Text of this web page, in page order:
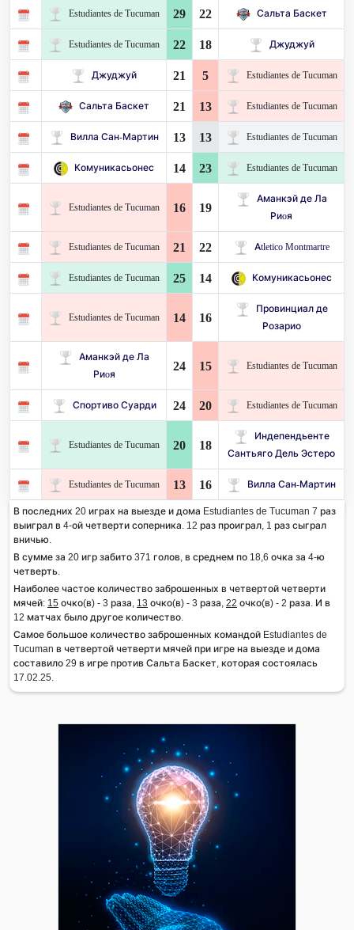
Estudiantes de Tucuman 29 22 Сальта Баскет
Estudiantes de Tucuman 22 18 Джуджуй
Джуджуй 21 5 Estudiantes de Tucuman
Сальта Баскет 21 13 Estudiantes de Tucuman
Вилла Сан-Мартин 13 13 Estudiantes de Tucuman
Комуникасьонес 14 23 Estudiantes de Tucuman
Estudiantes de Tucuman 16 19
Аманкэй де Ла
Риoя
Estudiantes de Tucuman 21 22 Atletico Montmartre
Estudiantes de Tucuman 25 14 Комуникасьонес
Estudiantes de Tucuman 14 16
Провинциал де
Розарио
Аманкэй де Ла
Риoя
24 15 Estudiantes de Tucuman
Спортиво Суарди 24 20 Estudiantes de Tucuman
Estudiantes de Tucuman 20 18
Индепендьенте
Сантьяго Дель Эстеро
Estudiantes de Tucuman 13 16 Вилла Сан-Мартин
В последних 20 играх на выезде и дома Estudiantes de Tucuman 7 раз
выиграл в 4-ой четверти соперника. 12 раз проиграл, 1 раз сыграл
вничью.
В сумме за 20 игр забито 371 голов, в среднем по 18,6 очка за 4-ю
четверть.
Наиболее частое количество заброшенных в четвертой четверти
мячей: 15 очко(в) - 3 раза, 13 очко(в) - 3 раза, 22 очко(в) - 2 раза. И в
12 матчах было другое количество.
Самое большое количество заброшенных командой Estudiantes de
Tucuman в четвертой четверти мячей при игре на выезде и дома
составило 29 в игре против Сальта Баскет, которая состоялась
17.02.25.